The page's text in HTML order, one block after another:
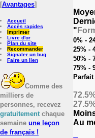
[Avantages]
Accueil
Accès rapides
Imprimer
Livre d'or
Plan du site
Recommander
Signaler un bug
Faire un lien
Comme des
milliers de
personnes, recevez
gratuitementchaque
semaine une leçon
de français !
"
0% -
25% -
50% -
75% -
Parfait
Au